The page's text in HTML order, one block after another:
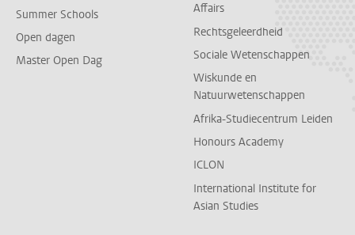
Summer Schools
Open dagen
Master Open Dag
Affairs
Rechtsgeleerdheid
Sociale Wetenschappen
Wiskunde en
Natuurwetenschappen
Afrika-Studiecentrum Leiden
Honours Academy
ICLON
International Institute for
Asian Studies